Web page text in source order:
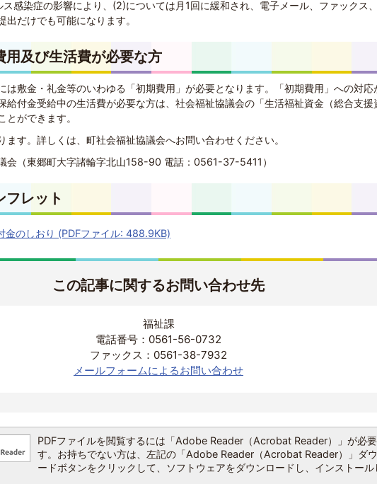
感染症の影響により、(2)については月1回に緩和され、電子メール、ファックス
出だけでも可能になります。
用及び生活費が必要な方
は敷金・礼金等のいわゆる「初期費用」が必要となります。「初期費用」への対応
給付金受給中の生活費が必要な方は、社会福祉協議会の「生活福祉資金（総合支援
とができます。
ます。詳しくは、町社会福祉協議会へお問い合わせください。
会（東郷町大字諸輪字北山158-90 電話：0561-37-5411）
フレット
金のしおり (PDFファイル: 488.9KB)
この記事に関するお問い合わせ先
福祉課
電話番号：0561-56-0732
ファックス：0561-38-7932
メールフォームによるお問い合わせ
PDFファイルを閲覧するには「Adobe Reader（Acrobat Reader）」が必
す。お持ちでない方は、左記の「Adobe Reader（Acrobat Reader）」ダ
ードボタンをクリックして、ソフトウェアをダウンロードし、インストール